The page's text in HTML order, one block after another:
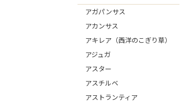
アガパンサス
アカンサス
アキレア（西洋のこぎり草）
アジュガ
アスター
アスチルベ
アストランティア